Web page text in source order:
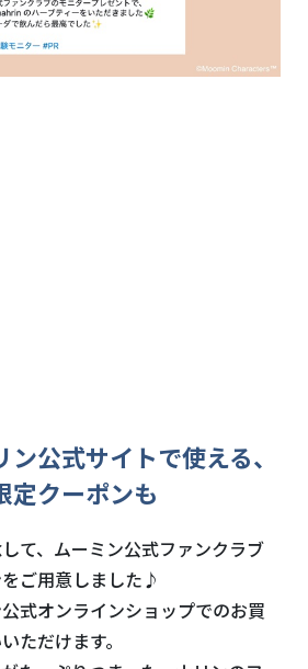
公式サイトで使える、
定クーポンも
て、ムーミン公式ファンクラブ
ご用意しました♪
式オンラインショップでのお買
ただけます。